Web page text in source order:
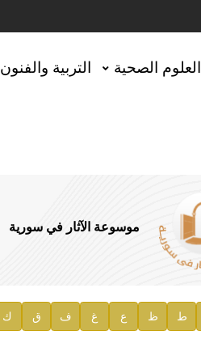
العلوم الصحية التربية والفنون
موسوعة الآثار في سورية
ط ظ ع غ ف ق ك